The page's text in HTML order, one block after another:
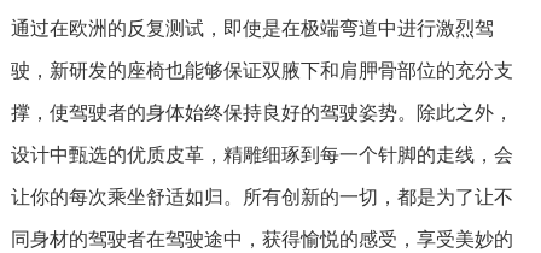
通过在欧洲的反复测试，即使是在极端弯道中进行激烈驾
驶，新研发的座椅也能够保证双腋下和肩胛骨部位的充分支
撑，使驾驶者的身体始终保持良好的驾驶姿势。除此之外，
设计中甄选的优质皮革，精雕细琢到每一个针脚的走线，会
让你的每次乘坐舒适如归。所有创新的一切，都是为了让不
同身材的驾驶者在驾驶途中，获得愉悦的感受，享受美妙的